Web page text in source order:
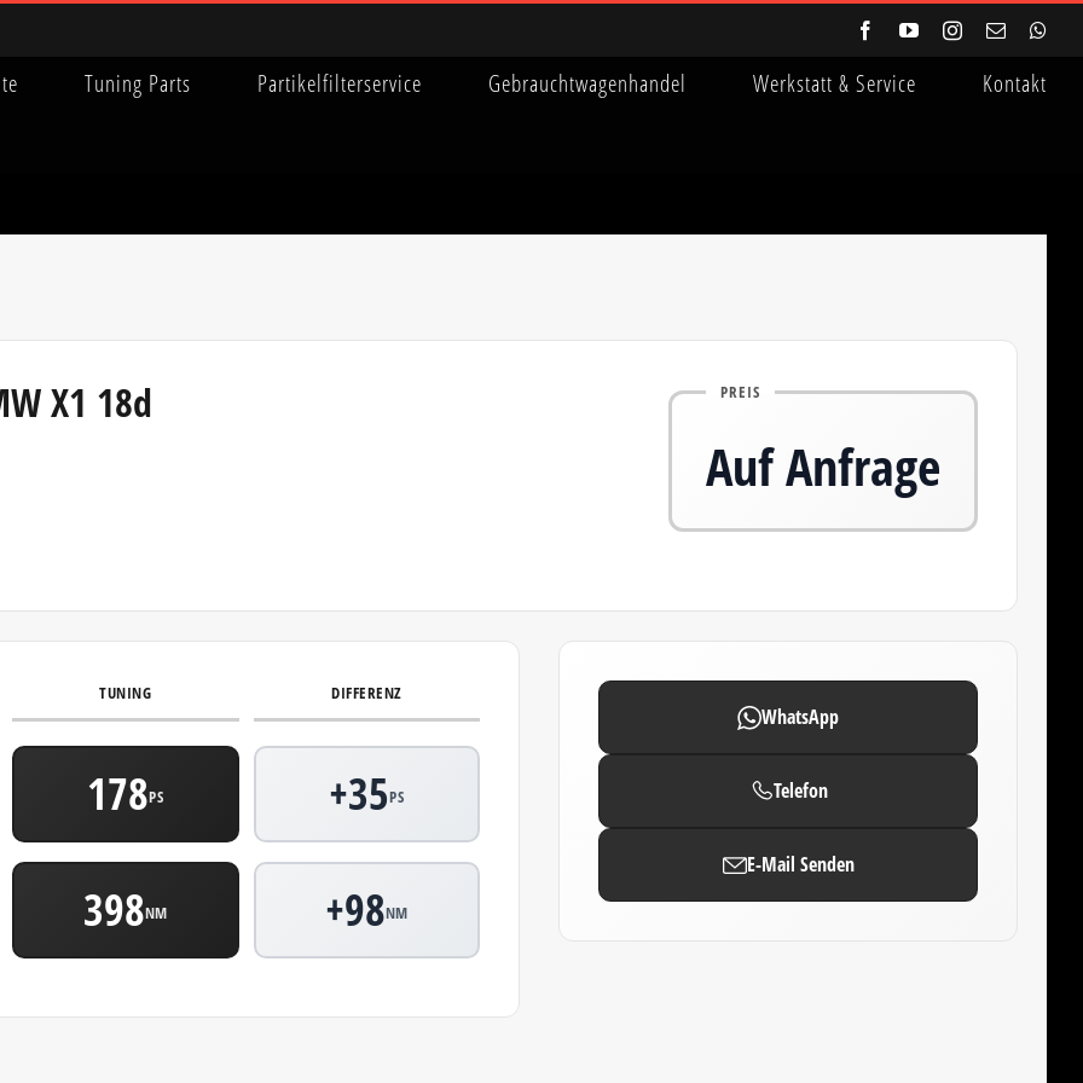
FacebookYouTubeInstagram
E-
Tuning Parts Partikelfilterservice Gebrauchtwagenhandel Werkstatt & Service Kontakt
X1 18d PREIS
Auf Anfrage
TUNING DIFFERENZ
178PS +35PS
398NM +98NM
WhatsApp
Telefon
E-Mail Senden